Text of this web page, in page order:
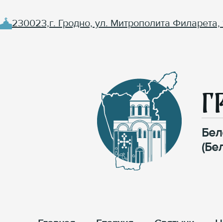
230023,г. Гродно, ул. Митрополита Филарета,